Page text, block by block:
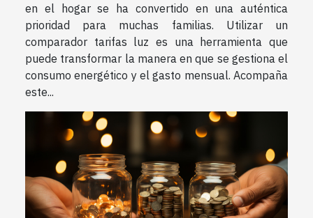
en el hogar se ha convertido en una auténtica
prioridad para muchas familias. Utilizar un
comparador tarifas luz es una herramienta que
puede transformar la manera en que se gestiona el
consumo energético y el gasto mensual. Acompaña
este...